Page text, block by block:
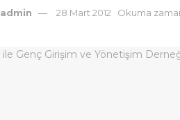
admin 28 Mart 2012 Okuma